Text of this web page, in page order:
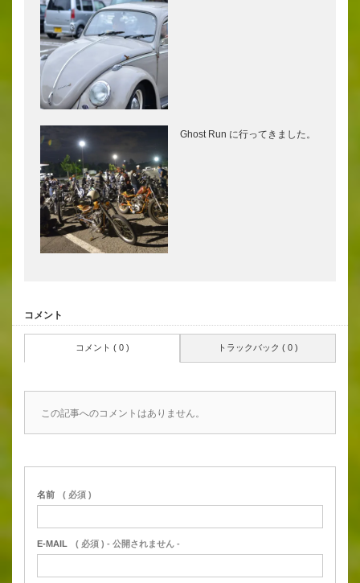
Ghost Run に行ってきました。
コメント
コメント ( 0 ) トラックバック ( 0 )
この記事へのコメントはありません。
名前 ( 必須 )
E-MAIL ( 必須 ) - 公開されません -